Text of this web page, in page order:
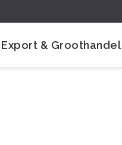
Export & Groothandel